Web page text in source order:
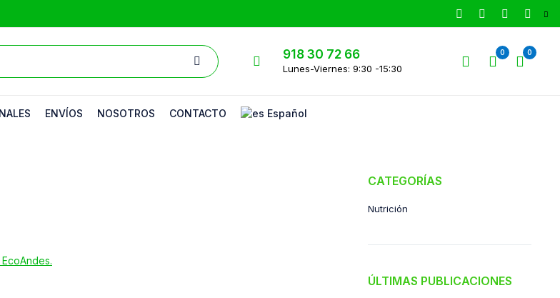
918 30 72 66
Lunes-Viernes: 9:30 -15:30
0 0
ENVÍOS NOSOTROS CONTACTO Español
CATEGORÍAS
Nutrición
ÚLTIMAS PUBLICACIONES